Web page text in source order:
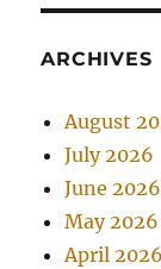
ARCHIVES
August
July 2026
June 2026
May 2026
April 2026